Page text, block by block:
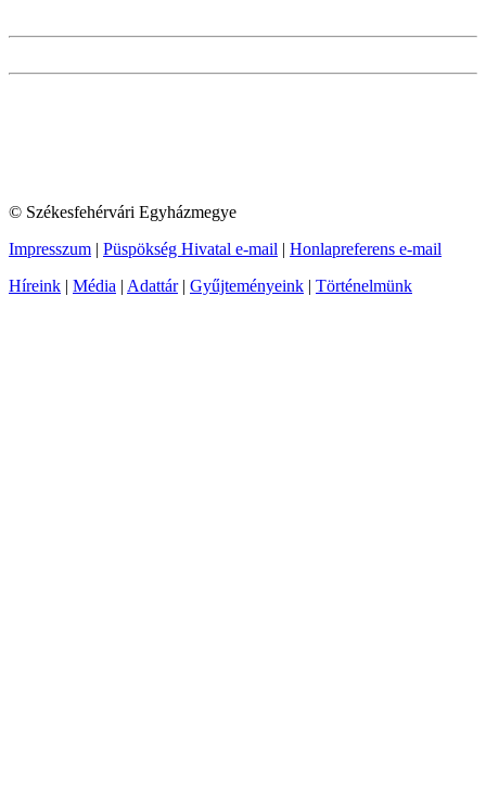
© Székesfehérvári Egyházmegye
Impresszum | Püspökség Hivatal e-mail | Honlapreferens e-mail
Híreink | Média | Adattár| Gyűjteményeink | Történelmünk